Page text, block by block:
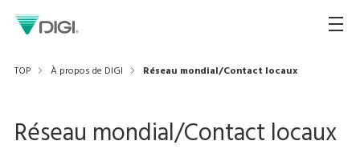
TOP À propos de DIGI Réseau mondial/Contact locaux
Réseau mondial/Contact locaux